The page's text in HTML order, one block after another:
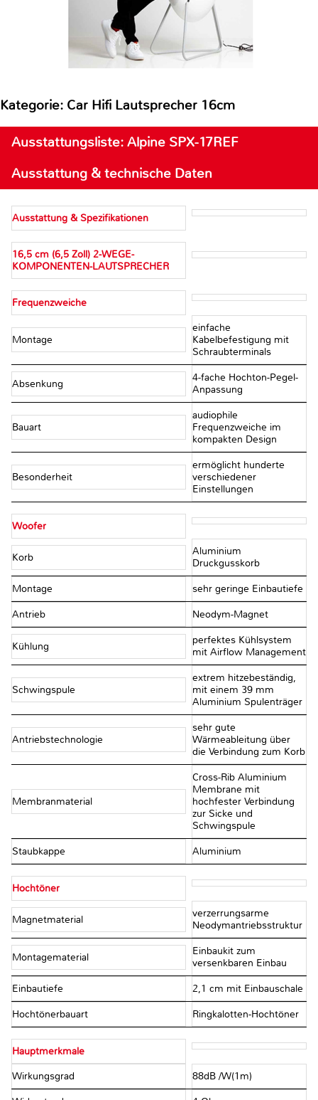
Kategorie: Car Hifi Lautsprecher 16cm
Ausstattungsliste: Alpine SPX-17REF
Ausstattung & technische Daten
Ausstattung & Spezifikationen
16,5 cm (6,5 Zoll) 2-WEGE-
KOMPONENTEN-LAUTSPRECHER
Frequenzweiche
Montage
einfache
Kabelbefestigung mit
Schraubterminals
Absenkung
4-fache Hochton-Pegel-
Anpassung
Bauart
audiophile
Frequenzweiche im
kompakten Design
Besonderheit
ermöglicht hunderte
verschiedener
Einstellungen
Woofer
Korb
Aluminium
Druckgusskorb
Montage sehr geringe Einbautiefe
Antrieb Neodym-Magnet
Kühlung
perfektes Kühlsystem
mit Airflow Management
Schwingspule
extrem hitzebeständig,
mit einem 39 mm
Aluminium Spulenträger
Antriebstechnologie
sehr gute
Wärmeableitung über
die Verbindung zum Korb
Membranmaterial
Cross-Rib Aluminium
Membrane mit
hochfester Verbindung
zur Sicke und
Schwingspule
Staubkappe Aluminium
Hochtöner
Magnetmaterial
verzerrungsarme
Neodymantriebsstruktur
Montagematerial
Einbaukit zum
versenkbaren Einbau
Einbautiefe 2,1 cm mit Einbauschale
Hochtönerbauart Ringkalotten-Hochtöner
Hauptmerkmale
Wirkungsgrad 88dB /W(1m)